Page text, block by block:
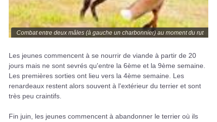
Combat entre deux mâles (à gauche un charbonnier) au moment du rut
Les jeunes commencent à se nourrir de viande à partir de 20
jours mais ne sont sevrés qu'entre la 6ème et la 9ème semaine.
Les premières sorties ont lieu vers la 4ème semaine. Les
renardeaux restent alors souvent à l'extérieur du terrier et sont
très peu craintifs.
Fin juin, les jeunes commencent à abandonner le terrier où ils